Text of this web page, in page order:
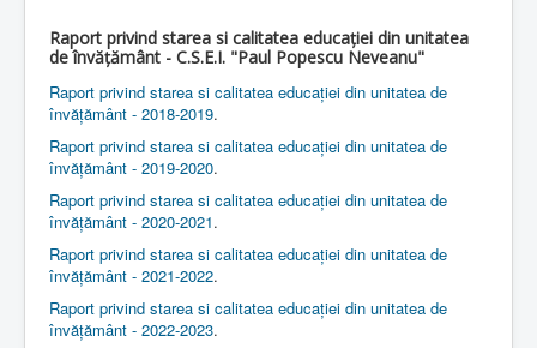
Raport privind starea si calitatea educației din unitatea
de învățământ - C.S.E.I. "Paul Popescu Neveanu"
Raport privind starea si calitatea educației din unitatea de
învățământ - 2018-2019.
Raport privind starea si calitatea educației din unitatea de
învățământ - 2019-2020.
Raport privind starea si calitatea educației din unitatea de
învățământ - 2020-2021.
Raport privind starea si calitatea educației din unitatea de
învățământ - 2021-2022.
Raport privind starea si calitatea educației din unitatea de
învățământ - 2022-2023.